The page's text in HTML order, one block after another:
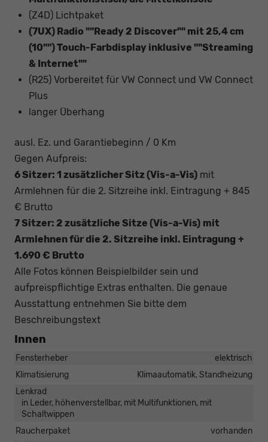
(Z4D) Lichtpaket
(7UX) Radio ""Ready 2 Discover"" mit 25,4 cm
(10"") Touch-Farbdisplay inklusive ""Streaming
& Internet""
(R25) Vorbereitet für VW Connect und VW Connect
Plus
langer Überhang
ausl. Ez. und Garantiebeginn / 0 Km
Gegen Aufpreis:
6 Sitzer: 1 zusätzlicher Sitz (Vis-a-Vis) mit
Armlehnen für die 2. Sitzreihe inkl. Eintragung + 845
€ Brutto
7 Sitzer: 2 zusätzliche Sitze (Vis-a-Vis) mit
Armlehnen für die 2. Sitzreihe inkl. Eintragung +
1.690 € Brutto
Alle Fotos können Beispielbilder sein und
aufpreispflichtige Extras enthalten. Die genaue
Ausstattung entnehmen Sie bitte dem
Beschreibungstext
Innen
Fensterheber
elektrisch
Klimatisierung
Klimaautomatik, Standheizung
Lenkrad
in Leder, höhenverstellbar, mit Multifunktionen, mit
Schaltwippen
Raucherpaket
vorhanden